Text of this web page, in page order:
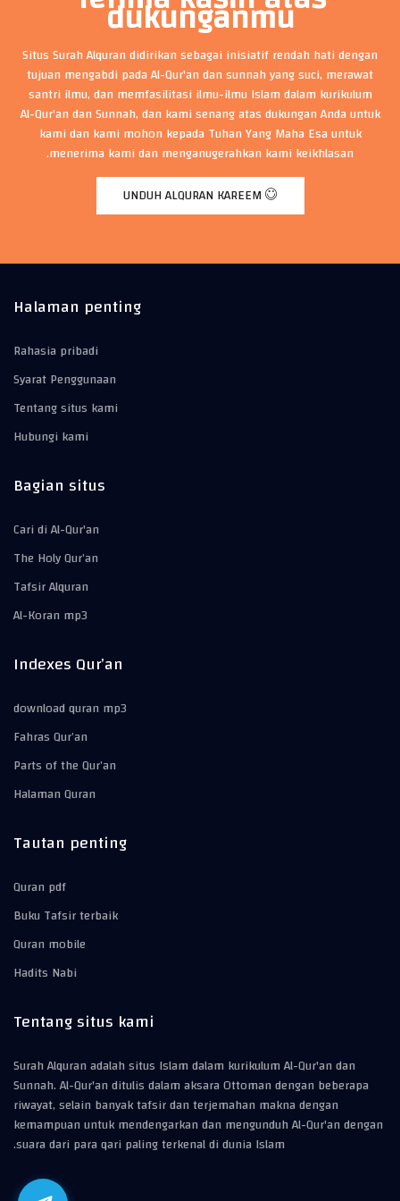
dukunganmu
Situs Surah Alquran didirikan sebagai inisiatif rendah hati dengan
tujuan mengabdi pada Al-Qur'an dan sunnah yang suci, merawat
santri ilmu, dan memfasilitasi ilmu-ilmu Islam dalam kurikulum
Al-Qur'an dan Sunnah, dan kami senang atas dukungan Anda untuk
kami dan kami mohon kepada Tuhan Yang Maha Esa untuk
menerima kami dan menganugerahkan kami keikhlasan.
UNDUH ALQURAN KAREEM
Halaman penting
Rahasia pribadi
Syarat Penggunaan
Tentang situs kami
Hubungi kami
Bagian situs
Cari di Al-Qur'an
The Holy Qur’an
Tafsir Alquran
Al-Koran mp3
Indexes Qur’an
download quran mp3
Fahras Qur’an
Parts of the Qur’an
Halaman Quran
Tautan penting
Quran pdf
Buku Tafsir terbaik
Quran mobile
Hadits Nabi
Tentang situs kami
Surah Alquran adalah situs Islam dalam kurikulum Al-Qur'an dan
Sunnah. Al-Qur'an ditulis dalam aksara Ottoman dengan beberapa
riwayat, selain banyak tafsir dan terjemahan makna dengan
kemampuan untuk mendengarkan dan mengunduh Al-Qur'an dengan
suara dari para qari paling terkenal di dunia Islam.